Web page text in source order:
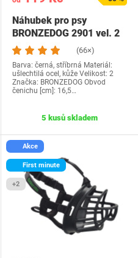
Náhubek pro psy
BRONZEDOG 2901 vel. 2
(66×)
Barva: černá, stříbrná Materiál:
ušlechtilá ocel, kůže Velikost: 2
Značka: BRONZEDOG Obvod
čenichu [cm]: 16,5…
5 kusů skladem
Akce
First minute
+2